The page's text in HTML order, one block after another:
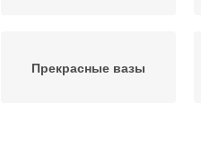
Прекрасные вазы